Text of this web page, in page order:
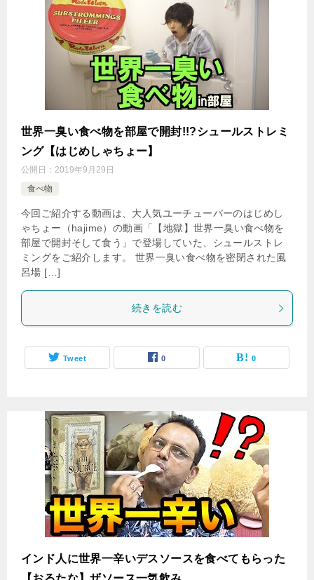
世界一臭い食べ物を部屋で開封!!?シュールストレミ
ング【はじめしゃちょー】
公開日： 2019年9月29日
食べ物
今回ご紹介する動画は、大人気ユーチューバーのはじめし
ゃちょー（hajime）の動画「【地獄】世界一臭い食べ物を
部屋で開封そして食う」で登場していた、シュールストレ
ミングをご紹介します。 世界一臭い食べ物を密閉された風
呂場 […]
続きを読む
Tweet 0 0
インド人に世界一辛いデスソースを食べてもらった